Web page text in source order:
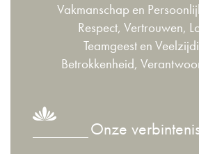
Vakmanschap en
Respect, Vertrouwen,
Teamgeest en
Betrokkenheid,
Onze